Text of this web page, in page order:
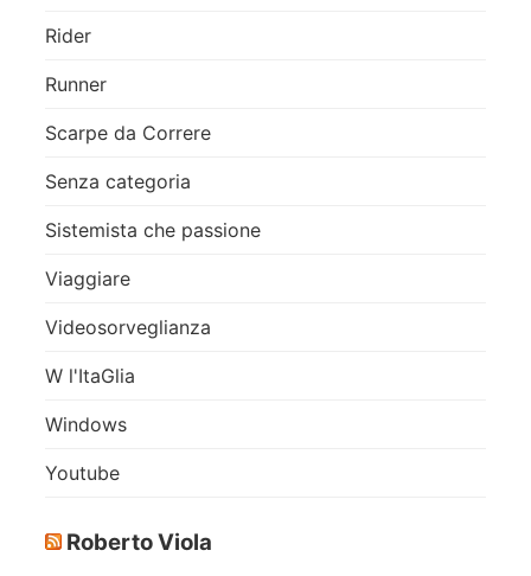
Rider
Runner
Scarpe da Correre
Senza categoria
Sistemista che passione
Viaggiare
Videosorveglianza
W l'ItaGlia
Windows
Youtube
Roberto Viola